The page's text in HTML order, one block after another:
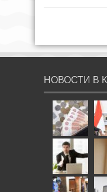
НОВОСТИ В